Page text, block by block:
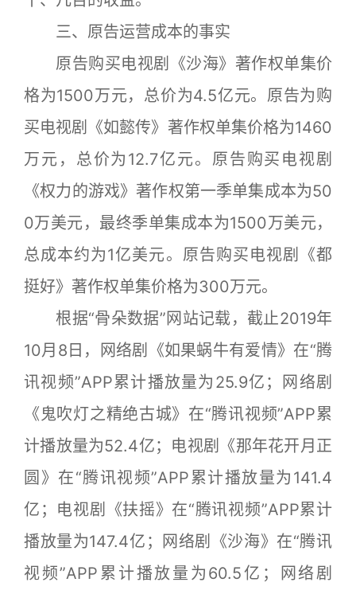
三、原告运营成本的事实
原告购买电视剧《沙海》著作权单集价
格为1500万元，总价为4.5亿元。原告为购
买电视剧《如懿传》著作权单集价格为1460
万元，总价为12.7亿元。原告购买电视剧
《权力的游戏》著作权第一季单集成本为50
0万美元，最终季单集成本为1500万美元，
总成本约为1亿美元。原告购买电视剧《都
挺好》著作权单集价格为300万元。
根据“骨朵数据”网站记载，截止2019年
10月8日，网络剧《如果蜗牛有爱情》在“腾
讯视频”APP累计播放量为25.9亿；网络剧
《鬼吹灯之精绝古城》在“腾讯视频”APP累
计播放量为52.4亿；电视剧《那年花开月正
圆》在“腾讯视频”APP累计播放量为141.4
亿；电视剧《扶摇》在“腾讯视频”APP累计
播放量为147.4亿；网络剧《沙海》在“腾讯
视频”APP累计播放量为60.5亿；网络剧